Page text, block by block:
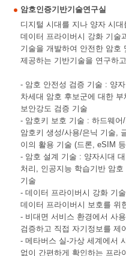
암호인증기반기술연구실
디지털 시대를 지나 양자 시
데이터 프라이버시 강화 기술
기술을 개발하여 안전한 암호
제공하는 기반기술을 연구하
- 암호 안전성 검증 기술 : 양
차세대 암호 후보군에 대한
보안강도 검증 기술
- 암호키 보호 기술 : 하드웨
암호키 생성/사용/은닉 기술,
이의 활용 기술 (드론, eSIM
- 암호 설계 기술 : 양자시대
처리, 인공지능 학습기반 암
기술
- 데이터 프라이버시 강화 기
데이터 프라이버시 보호를 위
- 비대면 서비스 환경에서 사
검증하고 직접 자기정보를 제
- 메타버스 실-가상 세계에서
없이 간편하게 확인하는 프라